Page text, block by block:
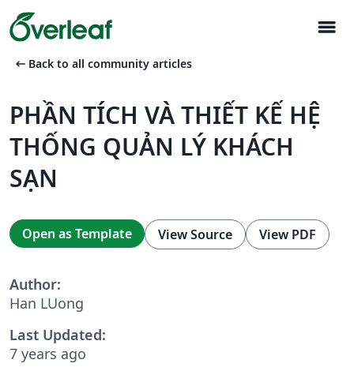
menu
arrow_left_alt Back to all community articles
PHẦN TÍCH VÀ THIẾT KẾ HỆ
THỐNG QUẢN LÝ KHÁCH
SẠN
Open as Template View Source View PDF
Author:
Han LUong
Last Updated:
7 years ago